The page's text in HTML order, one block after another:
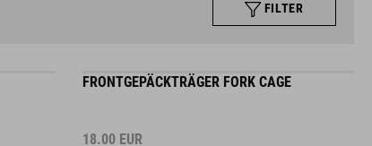
FILTER
FRONTGEPÄCKTRÄGER FORK CAGE
18.00 EUR